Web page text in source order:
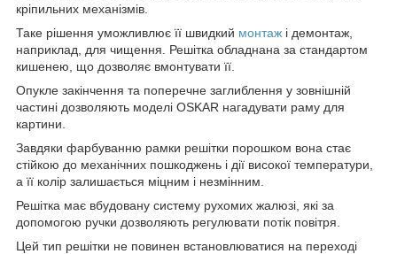
кріпильних механізмів.
Таке рішення уможливлює її швидкий монтаж і демонтаж,
наприклад, для чищення. Решітка обладнана за стандартом
кишенею, що дозволяє вмонтувати її.
Опукле закінчення та поперечне заглиблення у зовнішній
частині дозволяють моделі OSKAR нагадувати раму для
картини.
Завдяки фарбуванню рамки решітки порошком вона стає
стійкою до механічних пошкоджень і дії високої температури,
а її колір залишається міцним і незмінним.
Решітка має вбудовану систему рухомих жалюзі, які за
допомогою ручки дозволяють регулювати потік повітря.
Цей тип решітки не повинен встановлюватися на переході